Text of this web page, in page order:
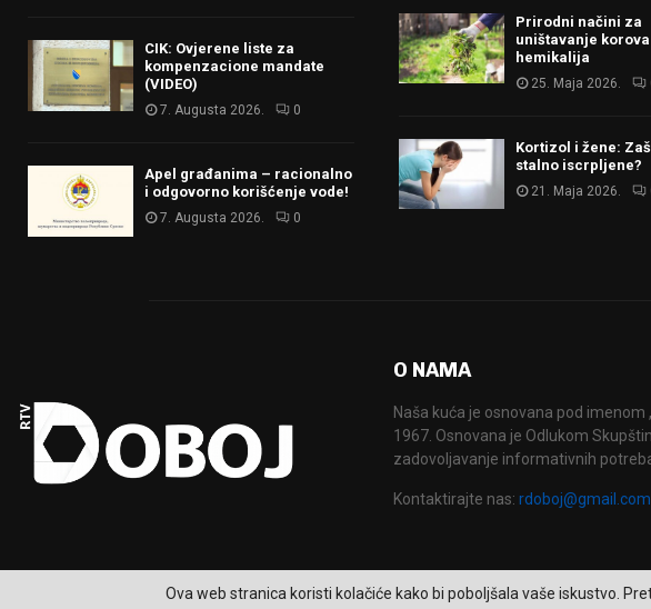
CIK: Ovjerene liste za
kompenzacione mandate
(VIDEO)
7. Augusta 2026. 0
Apel građanima – racionalno
i odgovorno korišćenje vode!
7. Augusta 2026. 0
Prirodni načini za
uništavanje
hemikalija
25. Maja 2026.
Kortizol i žene:
stalno iscrpljene?
21. Maja 2026.
O NAMA
Naša kuća je osnovana pod
1967. Osnovana je Odlukom
zadovoljavanje informativnih
Kontaktirajte nas: rdoboj@gmail.com
Ova web stranica koristi kolačiće kako bi poboljšala vaše iskustvo.